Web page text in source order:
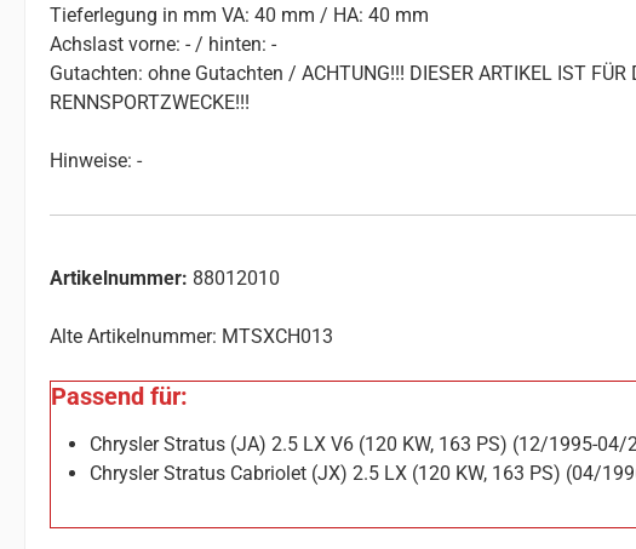
Tieferlegung in mm VA: 40 mm / HA: 40 mm
Achslast vorne: - / hinten: -
Gutachten: ohne Gutachten / ACHTUNG!!! DIESER ARTIKEL IST FÜR
RENNSPORTZWECKE!!!
Hinweise: -
Artikelnummer: 88012010
Alte Artikelnummer: MTSXCH013
Passend für:
Chrysler Stratus (JA) 2.5 LX V6 (120 KW, 163 PS) (12/1995-04/
Chrysler Stratus Cabriolet (JX) 2.5 LX (120 KW, 163 PS) (04/